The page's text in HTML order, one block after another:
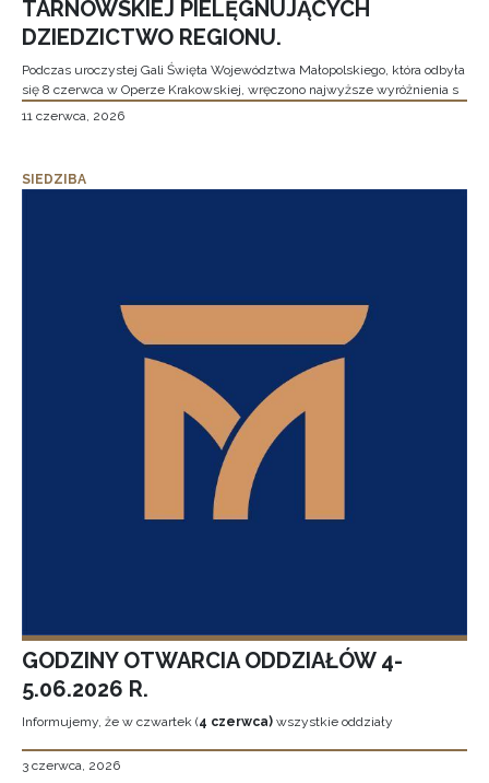
TARNOWSKIEJ PIELĘGNUJĄCYCH
DZIEDZICTWO REGIONU.
Podczas uroczystej Gali Święta Województwa Małopolskiego, która odbyła
się 8 czerwca w Operze Krakowskiej, wręczono najwyższe wyróżnienia s
11 czerwca, 2026
SIEDZIBA
GODZINY OTWARCIA ODDZIAŁÓW 4-
5.06.2026 R.
Informujemy, że w czwartek (4 czerwca) wszystkie oddziały
3 czerwca, 2026